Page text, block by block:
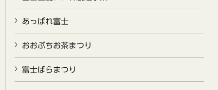
あっぱれ富士
おおぶちお茶まつり
富士ばらまつり